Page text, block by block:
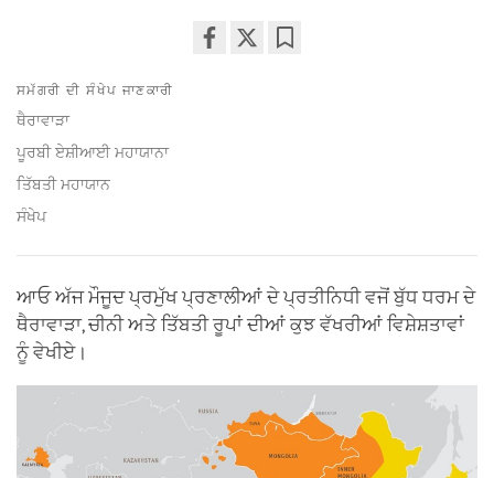
ਸਮੱਗਰੀ ਦੀ ਸੰਖੇਪ ਜਾਣਕਾਰੀ
ਥੈਰਾਵਾੜਾ
ਪੂਰਬੀ ਏਸ਼ੀਆਈ ਮਹਾਯਾਨਾ
ਤਿੱਬਤੀ ਮਹਾਯਾਨ
ਸੰਖੇਪ
ਆਓ ਅੱਜ ਮੌਜੂਦ ਪ੍ਰਮੁੱਖ ਪ੍ਰਣਾਲੀਆਂ ਦੇ ਪ੍ਰਤੀਨਿਧੀ ਵਜੋਂ ਬੁੱਧ ਧਰਮ ਦੇ
ਥੈਰਾਵਾੜਾ, ਚੀਨੀ ਅਤੇ ਤਿੱਬਤੀ ਰੂਪਾਂ ਦੀਆਂ ਕੁਝ ਵੱਖਰੀਆਂ ਵਿਸ਼ੇਸ਼ਤਾਵਾਂ
ਨੂੰ ਵੇਖੀਏ।